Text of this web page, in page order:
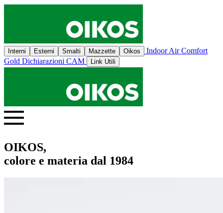
Interni Esterni Smalti Mazzette Oikos
Indoor Air Comfort
Gold Dichiarazioni CAM Link Utili
OIKOS,
colore e materia dal 1984